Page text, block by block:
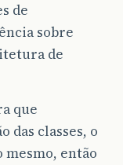
de
sobre
de
que
das classes, o
mesmo, então